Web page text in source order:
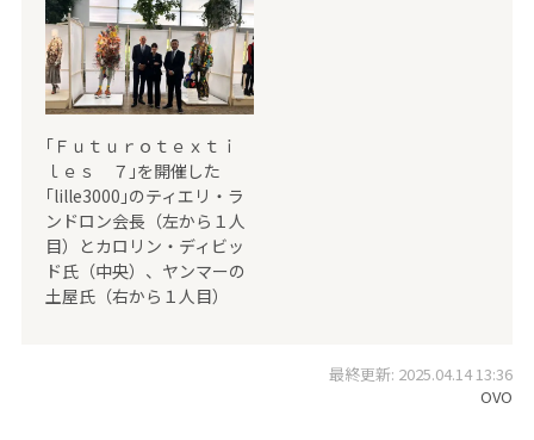
｢Ｆｕｔｕｒｏｔｅｘｔｉ
ｌｅｓ ７｣を開催した
｢lille3000｣のティエリ・ラ
ンドロン会長（左から１人
目）とカロリン・ディビッ
ド氏（中央）、ヤンマーの
土屋氏（右から１人目）
最終更新: 2025.04.14 13:36
OVO